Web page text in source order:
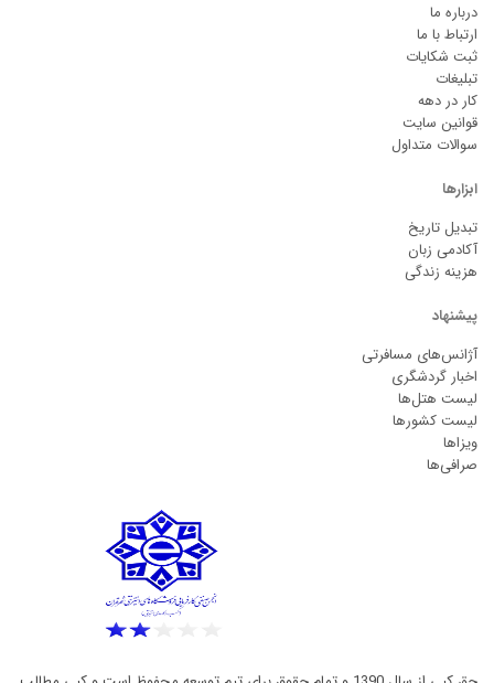
درباره ما
ارتباط با ما
ثبت شکایات
تبلیغات
کار در دهه
قوانین سایت
سوالات متداول
ابزارها
تبدیل تاریخ
آکادمی زبان
هزینه زندگی
پیشنهاد
آژانس‌های مسافرتی
اخبار گردشگری
لیست هتل‌ها
لیست کشورها
ویزاها
صرافی‌ها